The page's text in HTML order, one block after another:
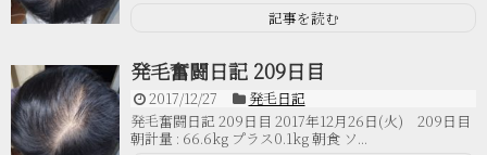
記事を読む
発毛奮闘日記 209日目
2017/12/27
発毛日記
発毛奮闘日記 209日目 2017年12月26日(火) 209日目
朝計量 : 66.6kg プラス0.1kg 朝食 ソ...